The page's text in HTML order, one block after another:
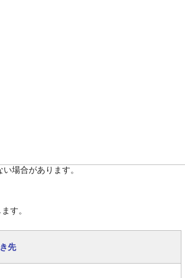
場合があります。
す。
先